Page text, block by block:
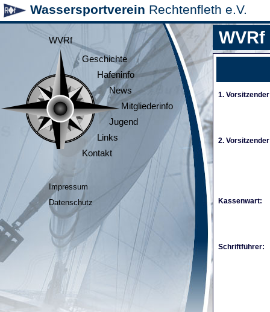
Wassersportverein Rechtenfleth e.V.
WVRf
Geschichte
Hafeninfo
News
Mitgliederinfo
Jugend
Links
Kontakt
Impressum
Datenschutz
WVRf
1.
2.
Kassenwart:
Schriftführer: